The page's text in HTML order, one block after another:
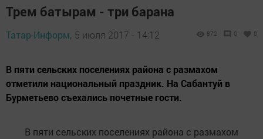
Трем батырам - три барана
Татар-Информ, 5 июля 2017 - 14:12 872 0 0
В пяти сельских поселениях района с размахом
отметили национальный праздник. На Сабантуй в
Бурметьево съехались почетные гости.
В пяти сельских поселениях района с размахом